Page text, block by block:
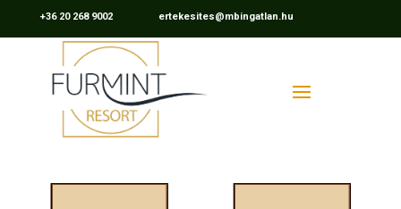
+36 20 268 9002 ertekesites@mbingatlan.hu